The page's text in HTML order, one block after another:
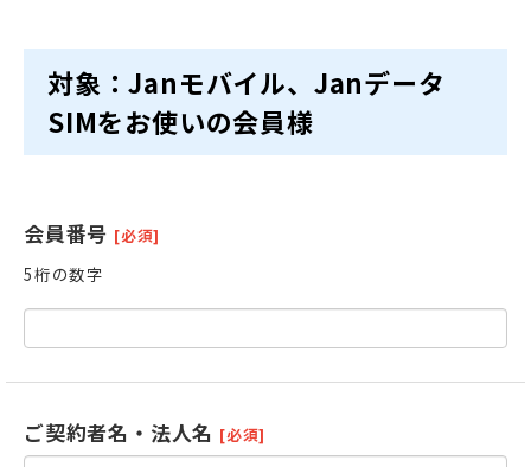
対象：Janモバイル、Janデータ
SIMをお使いの会員様
会員番号 [必須]
5桁の数字
ご契約者名・法人名 [必須]